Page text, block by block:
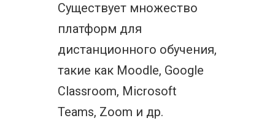
Существует множество
платформ для
дистанционного обучения,
такие как Moodle, Google
Classroom, Microsoft
Teams, Zoom и др.